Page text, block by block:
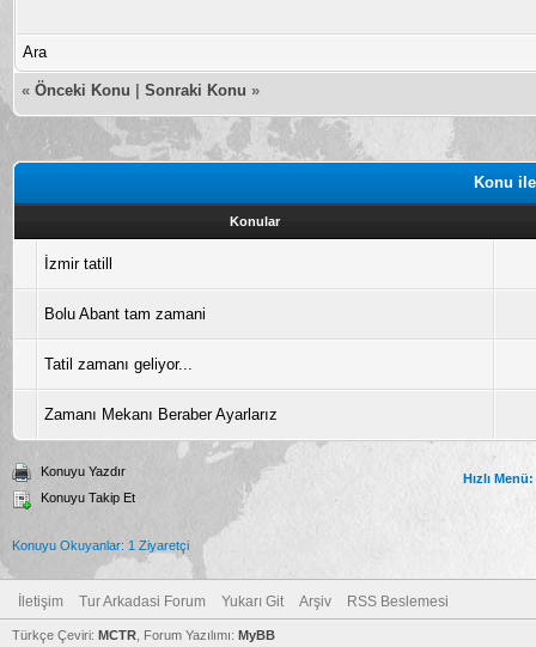
Ara
« Önceki Konu Sonraki Konu »
Konu
Konular
İzmir tatill
Bolu Abant tam zamani
Tatil zamanı geliyor...
Zamanı Mekanı Beraber Ayarlarız
Konuyu Yazdır
Konuyu Takip Et
Hızlı Menü:
Konuyu Okuyanlar: 1 Ziyaretçi
İletişim Tur Arkadasi Forum Yukarı Git Arşiv RSS Beslemesi
Türkçe Çeviri: MCTR , Forum Yazılımı: MyBB